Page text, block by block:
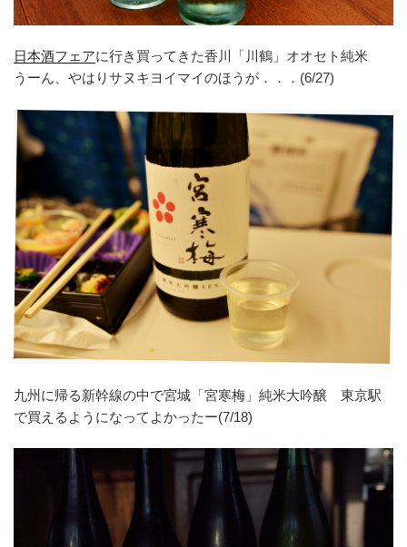
日本酒フェアに行き買ってきた香川「川鶴」オオセト純米
うーん、やはりサヌキヨイマイのほうが．．．(6/27)
九州に帰る新幹線の中で宮城「宮寒梅」純米大吟醸 東京駅
で買えるようになってよかったー(7/18)